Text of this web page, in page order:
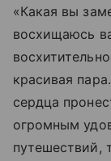
«Какая вы
восхищаюсь
красивая
сердца
огромным
путешествий,